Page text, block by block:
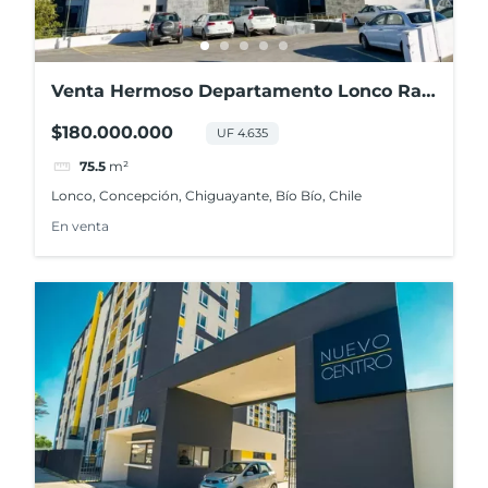
Venta Hermoso Departamento Lonco Ray
$180.000.000 UF 4.635
75.5 m²
Lonco, Concepción, Chiguayante, Bío Bío, Chile
En venta